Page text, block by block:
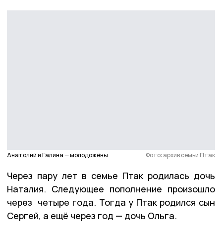
Анатолий и Галина — молодожёны Фото: архив семьи Птак
Через пару лет в семье Птак родилась дочь
Наталия. Следующее пополнение произошло
через четыре года. Тогда у Птак родился сын
Сергей, а ещё через год — дочь Ольга.